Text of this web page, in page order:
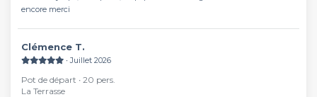
encore merci
Clémence T.
∙ Juillet 2026
Pot de départ ∙ 20 pers.
La Terrasse